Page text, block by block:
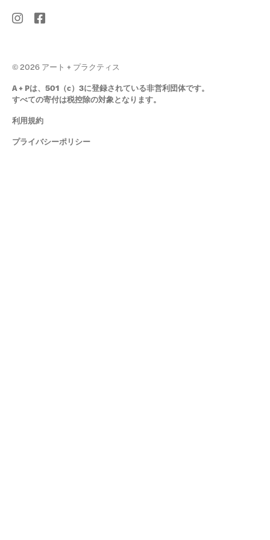
© 2026 アート + プラクティス
A + Pは、501（c）3に登録されている非営利団体です。
すべての寄付は税控除の対象となります。
利用規約
プライバシーポリシー